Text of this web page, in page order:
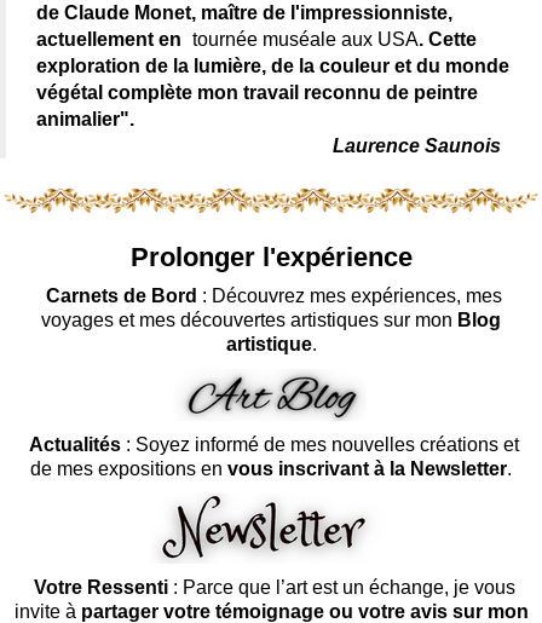
de Claude Monet, maître de l'impressionniste,
actuellement en tournée muséale aux USA. Cette
exploration de la lumière, de la couleur et du monde
végétal complète mon travail reconnu de peintre
animalier".
Laurence Saunois
Prolonger l'expérience
Carnets de Bord : Découvrez mes expériences, mes
voyages et mes découvertes artistiques sur mon Blog
artistique.
Actualités : Soyez informé de mes nouvelles créations et
de mes expositions en vous inscrivant à la Newsletter.
Votre Ressenti: Parce que l’art est un échange, je vous
invite à partager votre témoignage ou votre avis sur mon